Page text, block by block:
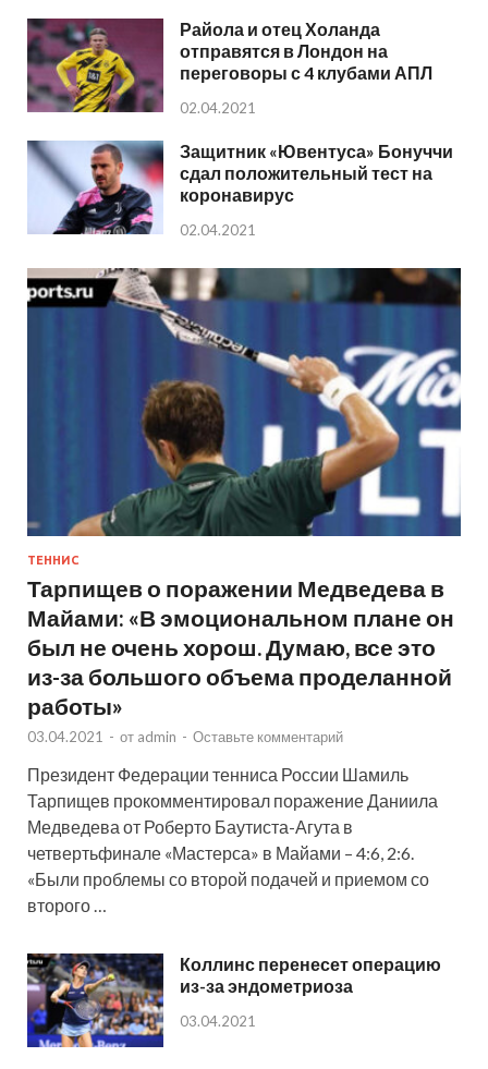
Райола и отец Холанда
отправятся в Лондон на
переговоры с 4 клубами АПЛ
02.04.2021
Защитник «Ювентуса» Бонуччи
сдал положительный тест на
коронавирус
02.04.2021
ТЕННИС
Тарпищев о поражении Медведева в
Майами: «В эмоциональном плане он
был не очень хорош. Думаю, все это
из-за большого объема проделанной
работы»
03.04.2021 - от admin - Оставьте комментарий
Президент Федерации тенниса России Шамиль
Тарпищев прокомментировал поражение Даниила
Медведева от Роберто Баутиста-Агута в
четвертьфинале «Мастерса» в Майами – 4:6, 2:6.
«Были проблемы со второй подачей и приемом со
второго …
Коллинс перенесет операцию
из-за эндометриоза
03.04.2021